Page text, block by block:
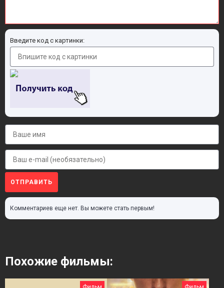
Введите код с картинки:
ОТПРАВИТЬ
Комментариев еще нет. Вы можете стать первым!
Похожие фильмы: